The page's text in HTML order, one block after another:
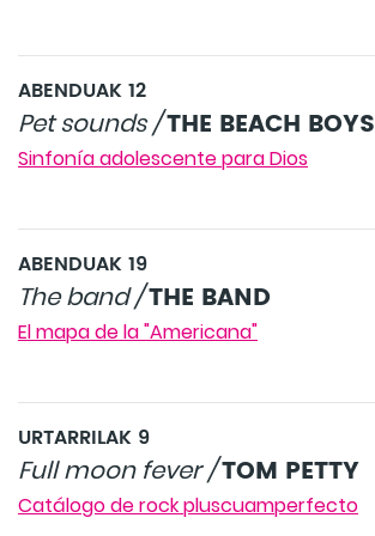
ABENDUAK 12
Pet sounds /THE BEACH BOYS
Sinfonía adolescente para Dios
ABENDUAK 19
The band /THE BAND
El mapa de la "Americana"
URTARRILAK 9
Full moon fever /TOM PETTY
Catálogo de rock pluscuamperfecto